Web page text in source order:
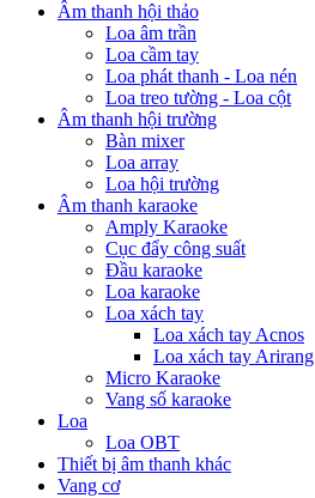
Âm thanh hội thảo
Loa âm trần
Loa cầm tay
Loa phát thanh - Loa nén
Loa treo tường - Loa cột
Âm thanh hội trường
Bàn mixer
Loa array
Loa hội trường
Âm thanh karaoke
Amply Karaoke
Cục đẩy công suất
Đầu karaoke
Loa karaoke
Loa xách tay
Loa xách tay Acnos
Loa xách tay Arirang
Micro Karaoke
Vang số karaoke
Loa
Loa OBT
Thiết bị âm thanh khác
Vang cơ